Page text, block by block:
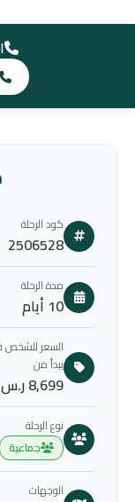
كود الرحلة
2506528
مدة الرحلة
10 أيام
السعر للشخص
يبدأ من
8,699 ر.س
نوع الرحلة
جماعية
الوجهات